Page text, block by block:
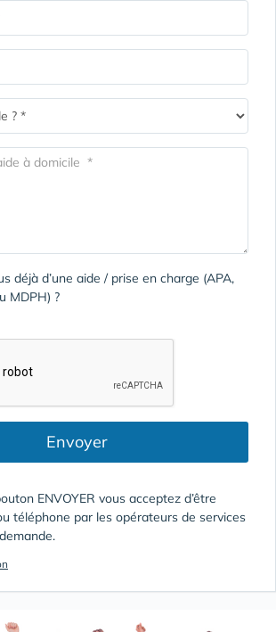
déjà d’une aide / prise en charge (APA,
MDPH) ?
Envoyer
ENVOYER vous acceptez d’être
téléphone par les opérateurs de services